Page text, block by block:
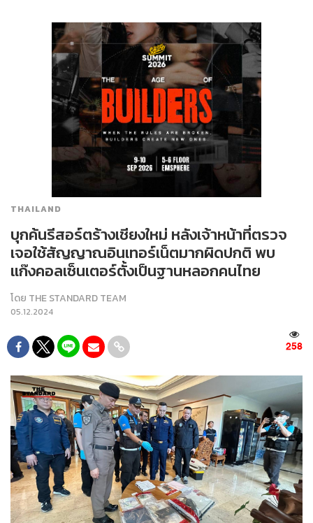
THAILAND
บุกค้นรีสอร์ตร้างเชียงใหม่ หลังเจ้าหน้าที่ตรวจ
เจอใช้สัญญาณอินเทอร์เน็ตมากผิดปกติ พบ
แก๊งคอลเซ็นเตอร์ตั้งเป็นฐานหลอกคนไทย
โดย THE STANDARD TEAM
05.12.2024
258